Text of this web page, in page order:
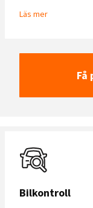
Läs mer
Få
Bilkontroll